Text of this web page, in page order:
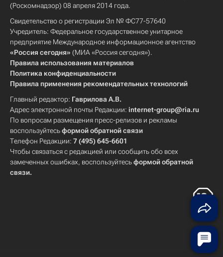
(Роскомнадзор) 08 апреля 2014 года.
Свидетельство о регистрации Эл № ФС77-57640
Учредитель: Федеральное государственное унитарное
предприятие Международное информационное агентство
«Россия сегодня» (МИА «Россия сегодня»).
Правила использования материалов
Политика конфиденциальности
Правила применения рекомендательных технологий
Главный редактор: Гаврилова А.В.
Адрес электронной почты Редакции: internet-group@ria.ru
По вопросам размещения пресс-релизов и рекламы
воспользуйтесьформой обратной связи
Телефон Редакции: 7 (495) 645-6601
Чтобы связаться с редакцией или сообщить обо всех
замеченных ошибках, воспользуйтесьформой обратной
связи.